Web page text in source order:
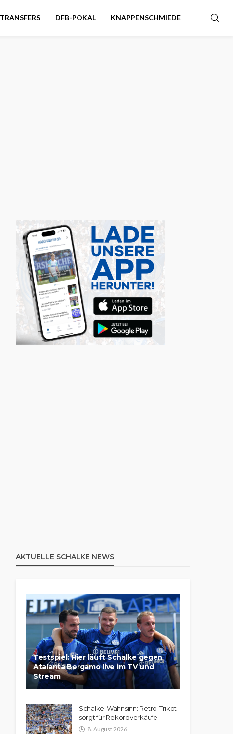
TRANSFERS DFB-POKAL KNAPPENSCHMIEDE
AKTUELLE SCHALKE NEWS
Testspiel: Hier läuft Schalke gegen
Atalanta Bergamo live im TV und
Stream
Schalke-Wahnsinn: Retro-Trikot
sorgt für Rekordverkäufe
8. August 2026